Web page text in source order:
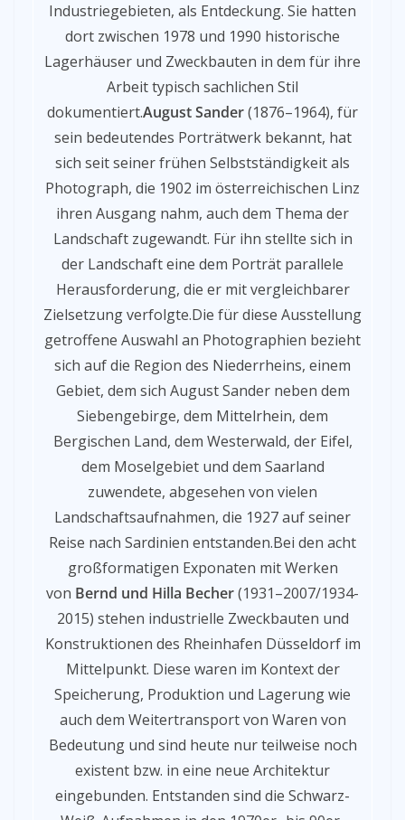
Industriegebieten, als Entdeckung. Sie hatten
dort zwischen 1978 und 1990 historische
Lagerhäuser und Zweckbauten in dem für ihre
Arbeit typisch sachlichen Stil
dokumentiert.August Sander(1876–1964), für
sein bedeutendes Porträtwerk bekannt, hat
sich seit seiner frühen Selbstständigkeit als
Photograph, die 1902 im österreichischen Linz
ihren Ausgang nahm, auch dem Thema der
Landschaft zugewandt. Für ihn stellte sich in
der Landschaft eine dem Porträt parallele
Herausforderung, die er mit vergleichbarer
Zielsetzung verfolgte.Die für diese Ausstellung
getroffene Auswahl an Photographien bezieht
sich auf die Region des Niederrheins, einem
Gebiet, dem sich August Sander neben dem
Siebengebirge, dem Mittelrhein, dem
Bergischen Land, dem Westerwald, der Eifel,
dem Moselgebiet und dem Saarland
zuwendete, abgesehen von vielen
Landschaftsaufnahmen, die 1927 auf seiner
Reise nach Sardinien entstanden.Bei den acht
großformatigen Exponaten mit Werken
von Bernd und Hilla Becher(1931–2007/1934-
2015) stehen industrielle Zweckbauten und
Konstruktionen des Rheinhafen Düsseldorf im
Mittelpunkt. Diese waren im Kontext der
Speicherung, Produktion und Lagerung wie
auch dem Weitertransport von Waren von
Bedeutung und sind heute nur teilweise noch
existent bzw. in eine neue Architektur
eingebunden. Entstanden sind die Schwarz-